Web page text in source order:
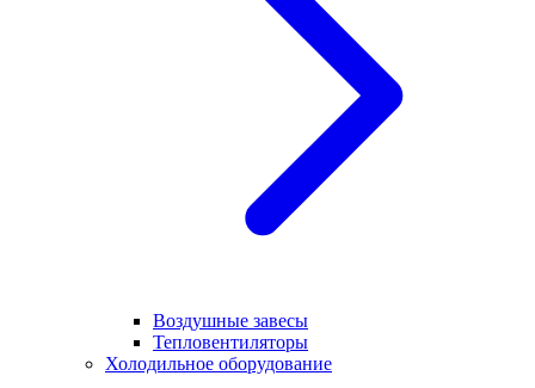
Воздушные завесы
Тепловентиляторы
Холодильное оборудование